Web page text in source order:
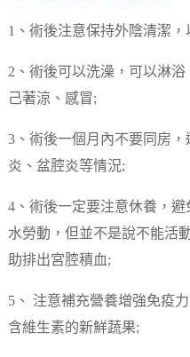
1、術後注意保持外陰清潔
2、術後可以洗澡，可以淋
己著涼、感冒;
3、術後一個月內不要同房
炎、盆腔炎等情況;
4、術後一定要注意休養，
水勞動，但並不是說不能活
助排出宮腔積血;
5、 注意補充營養增強免疫
含維生素的新鮮蔬果;